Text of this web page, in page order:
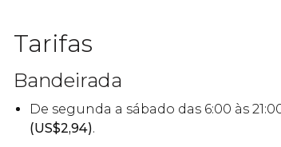
Tarifas
Bandeirada
De segunda a sábado das 6:00 às
(US$2,94).